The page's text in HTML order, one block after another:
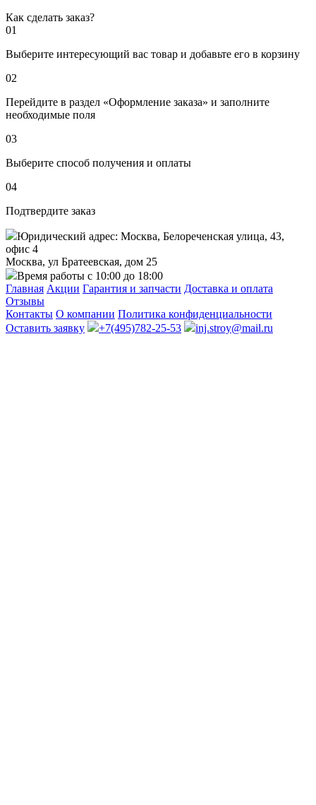
Как сделать заказ?
01
Выберите интересующий вас товар и добавьте его в корзину
02
Перейдите в раздел «Оформление заказа» и заполните
необходимые поля
03
Выберите способ получения и оплаты
04
Подтвердите заказ
Юридический адрес: Москва, Белореченская улица, 43,
офис 4
Москва, ул Братеевская, дом 25
Время работы с 10:00 до 18:00
Главная Акции Гарантия и запчасти Доставка и оплата
Отзывы
Контакты О компании Политика конфиденциальности
Оставить заявку
+7(495)782-25-53 inj.stroy@mail.ru